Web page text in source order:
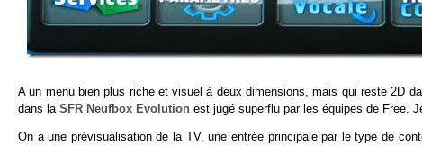
A un menu bien plus riche et visuel à deux dimensions, mais qui reste 2D
dans la SFR Neufbox Evolution est jugé superflu par les équipes de Free.
On a une prévisualisation de la TV, une entrée principale par le type de